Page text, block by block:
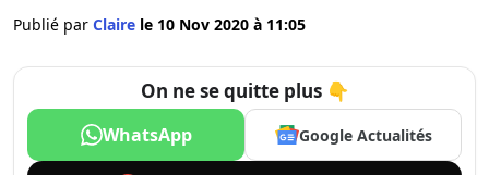
Publié par Claire le 10 Nov 2020 à 11:05
On ne se quitte plus 👇
WhatsApp Google Actualités